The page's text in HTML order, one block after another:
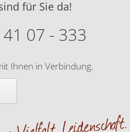
für Sie da!
07 - 333
Ihnen in Verbindung.